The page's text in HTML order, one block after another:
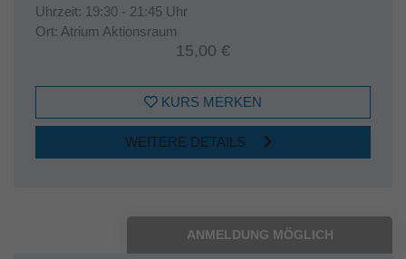
Uhrzeit: 19:30 - 21:45 Uhr
Ort: Atrium Aktionsraum
15,00 €
KURS MERKEN
WEITERE DETAILS
ANMELDUNG MÖGLICH